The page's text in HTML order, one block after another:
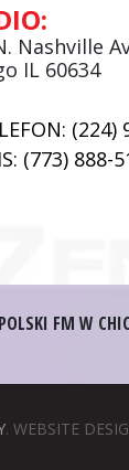
Nashville
IL 60634
(224)
(773) 888-
FM W
. WEBSITE